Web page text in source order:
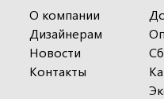
О компании
Дизайнерам
Новости
Контакты